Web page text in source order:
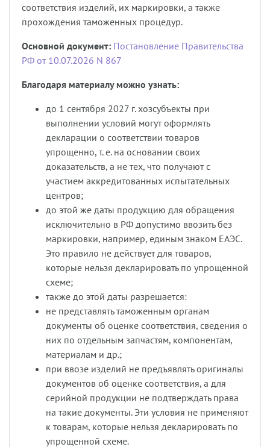
соответствия изделий, их маркировки, а также
прохождения таможенных процедур.
Основной документ: Постановление Правительства
РФ от 10.07.2026 N 867
Благодаря материалу можно узнать:
до 1 сентября 2027 г. хозсубъекты при
выполнении условий могут оформлять
декларации о соответствии товаров
упрощенно, т. е. на основании своих
доказательств, а не тех, что получают с
участием аккредитованных испытательных
центров;
до этой же даты продукцию для обращения
исключительно в РФ допустимо ввозить без
маркировки, например, единым знаком ЕАЭС.
Это правило не действует для товаров,
которые нельзя декларировать по упрощенной
схеме;
также до этой даты разрешается:
не представлять таможенным органам
документы об оценке соответствия, сведения о
них по отдельным запчастям, компонентам,
материалам и др.;
при ввозе изделий не предъявлять оригиналы
документов об оценке соответствия, а для
серийной продукции не подтверждать права
на такие документы. Эти условия не применяют
к товарам, которые нельзя декларировать по
упрощенной схеме.